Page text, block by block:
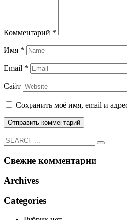
Комментарий *
Имя *
Email *
Сайт
Сохранить моё имя, email и
Свежие комментарии
Archives
Categories